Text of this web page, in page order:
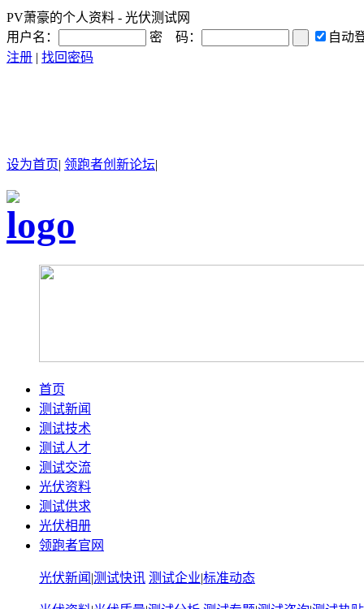
PV萧豪的个人资料 - 光伏测试网
用户名：
密 码：
自动
注册 | 找回密码
设为首页| 领跑者创新论坛|
首页
测试新闻
测试技术
测试人才
测试交流
光伏资料
测试供求
光伏相册
领跑者官网
光伏新闻 |测试快讯 测试企业|标准动态